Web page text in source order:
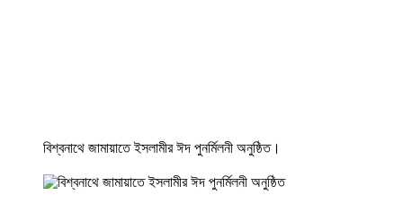
বিশ্বনাথে জামায়াতে ইসলামীর ঈদ পুনর্মিলনী অনুষ্ঠিত।